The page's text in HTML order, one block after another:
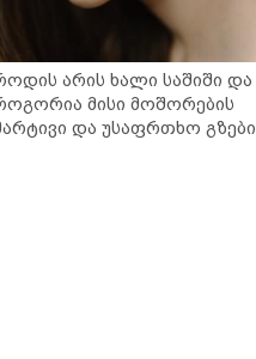
არის ხალი საშიში და
მისი მოშორების
და უსაფრთხო გზები